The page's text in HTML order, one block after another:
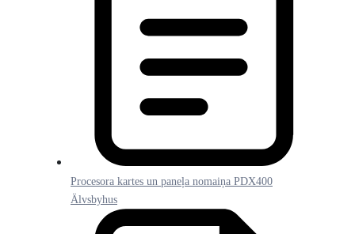
Procesora kartes un paneļa nomaiņa PDX400
Älvsbyhus